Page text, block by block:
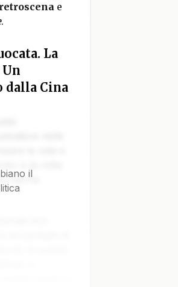
retroscenae
.
La
dalla Cina
le vele e
è la rotta
arcipelaghi di
di questa
ci
il